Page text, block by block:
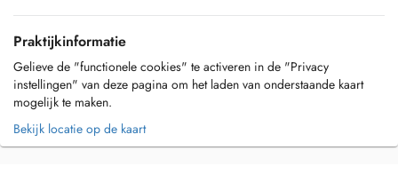
Praktijkinformatie
Gelieve de "functionele cookies" te activeren in de "Privacy
instellingen" van deze pagina om het laden van onderstaande kaart
mogelijk te maken.
Bekijk locatie op de kaart